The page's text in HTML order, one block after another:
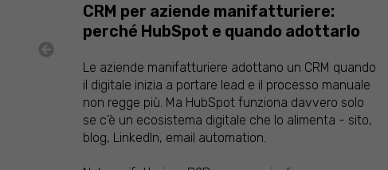
CRM per aziende manifatturiere:
perché HubSpot e quando adottarlo
Le aziende manifatturiere adottano un CRM quando
il digitale inizia a portare lead e il processo manuale
non regge più. Ma HubSpot funziona davvero solo
se c'è un ecosistema digitale che lo alimenta - sito,
blog, LinkedIn, email automation.